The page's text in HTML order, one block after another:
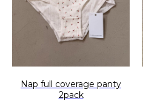
Nap full coverage panty
2pack